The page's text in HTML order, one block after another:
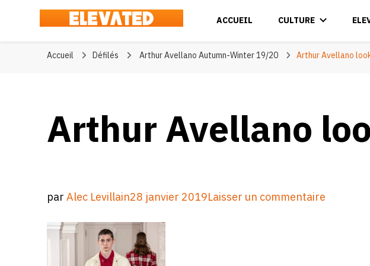
Elevated
ACCUEIL CULTURE
Accueil Défilés Arthur Avellano Autumn-Winter 19/20 Arthur Avellano
Arthur Avellano
parAlec Levillain28 janvier 2019Laisser un commentaire